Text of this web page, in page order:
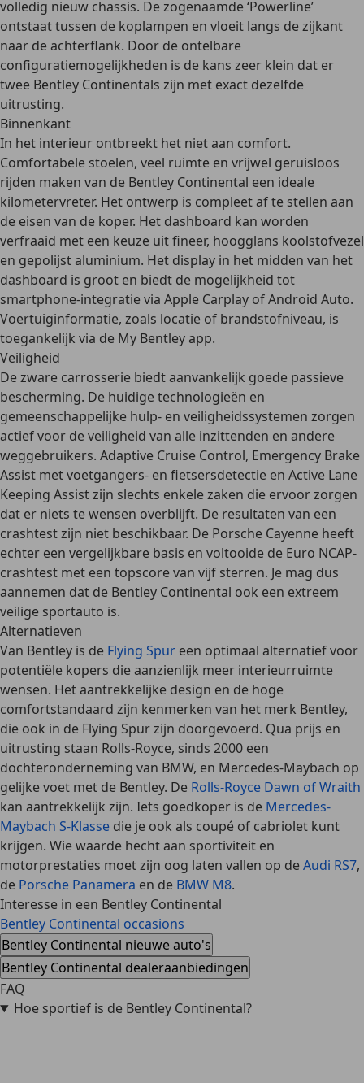
volledig nieuw chassis. De zogenaamde ‘Powerline’
ontstaat tussen de koplampen en vloeit langs de zijkant
naar de achterflank. Door de ontelbare
configuratiemogelijkheden is de kans zeer klein dat er
twee Bentley Continentals zijn met exact dezelfde
uitrusting.
Binnenkant
In het interieur ontbreekt het niet aan comfort.
Comfortabele stoelen, veel ruimte en vrijwel geruisloos
rijden maken van de Bentley Continental een ideale
kilometervreter. Het ontwerp is compleet af te stellen aan
de eisen van de koper. Het dashboard kan worden
verfraaid met een keuze uit fineer, hoogglans koolstofvezel
en gepolijst aluminium. Het display in het midden van het
dashboard is groot en biedt de mogelijkheid tot
smartphone-integratie via Apple Carplay of Android Auto.
Voertuiginformatie, zoals locatie of brandstofniveau, is
toegankelijk via de My Bentley app.
Veiligheid
De zware carrosserie biedt aanvankelijk goede passieve
bescherming. De huidige technologieën en
gemeenschappelijke hulp- en veiligheidssystemen zorgen
actief voor deveiligheid van alle inzittenden en andere
weggebruikers. Adaptive Cruise Control, Emergency Brake
Assist met voetgangers- en fietsersdetectie en Active Lane
Keeping Assist zijn slechts enkele zaken die ervoor zorgen
dat er niets te wensen overblijft. De resultaten van een
crashtest zijn niet beschikbaar. De Porsche Cayenne heeft
echter een vergelijkbare basis en voltooide de Euro NCAP-
crashtest met een topscore van vijf sterren. Je mag dus
aannemen dat de Bentley Continental ook een extreem
veilige sportauto is.
Alternatieven
Van Bentley is de Flying Spur een optimaal alternatief voor
potentiële kopers die aanzienlijk meer interieurruimte
wensen. Het aantrekkelijke design en de hoge
comfortstandaard zijn kenmerken van het merk Bentley,
die ook in de Flying Spur zijn doorgevoerd. Qua prijs en
uitrusting staan Rolls-Royce, sinds 2000 een
dochteronderneming van BMW, en Mercedes-Maybach op
gelijke voet met de Bentley. De Rolls-Royce Dawn of Wraith
kan aantrekkelijk zijn. Iets goedkoper is de Mercedes-
Maybach S-Klasse die je ook als coupé of cabriolet kunt
krijgen. Wie waarde hecht aan sportiviteit en
motorprestaties moet zijn oog laten vallen op deAudi RS7,
de Porsche Panamera en de BMW M8.
Interesse in een Bentley Continental
Bentley Continental occasions
Bentley Continental nieuwe auto's
Bentley Continental dealeraanbiedingen
FAQ
Hoe sportief is de Bentley Continental?